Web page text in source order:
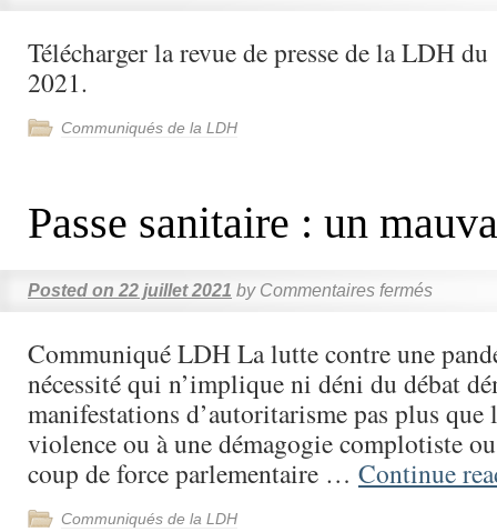
Télécharger la revue de presse de la LDH
2021.
Communiqués de la LDH
Passe sanitaire : un
Posted on 22 juillet 2021 by Commentaires fermés
Communiqué LDH La lutte contre une
nécessité qui n’implique ni déni du débat
manifestations d’autoritarisme pas plus que
violence ou à une démagogie complotiste
coup de force parlementaire … Continue
Communiqués de la LDH